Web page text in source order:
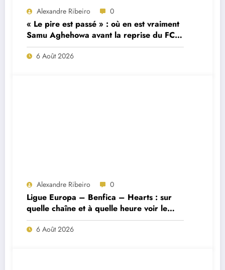
Alexandre Ribeiro 0
« Le pire est passé » : où en est vraiment
Samu Aghehowa avant la reprise du FC
Porto ?
6 Août 2026
Alexandre Ribeiro 0
Ligue Europa – Benfica – Hearts : sur
quelle chaîne et à quelle heure voir le
match ?
6 Août 2026